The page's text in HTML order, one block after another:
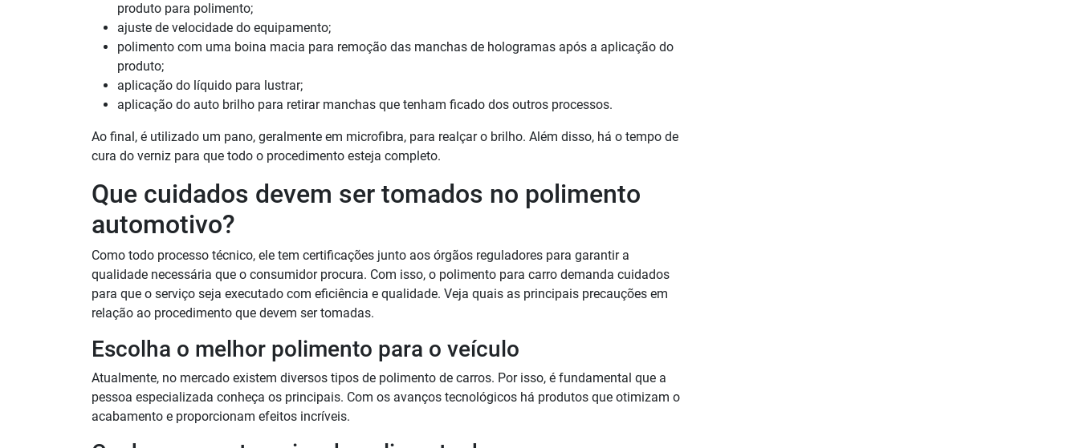
produto para polimento;
ajuste de velocidade do equipamento;
polimento com uma boina macia para remoção das manchas de hologramas após a aplicação do
produto;
aplicação do líquido para lustrar;
aplicação do auto brilho para retirar manchas que tenham ficado dos outros processos.
Ao final, é utilizado um pano, geralmente em microfibra, para realçar o brilho. Além disso, há o tempo de
cura do verniz para que todo o procedimento esteja completo.
Que cuidados devem ser tomados no polimento
automotivo?
Como todo processo técnico, ele tem certificações junto aos órgãos reguladores para garantir a
qualidade necessária que o consumidor procura. Com isso, o polimento para carro demanda cuidados
para que o serviço seja executado com eficiência e qualidade. Veja quais as principais precauções em
relação ao procedimento que devem ser tomadas.
Escolha o melhor polimento para o veículo
Atualmente, no mercado existem diversos tipos de polimento de carros. Por isso, é fundamental que a
pessoa especializada conheça os principais. Com os avanços tecnológicos há produtos que otimizam o
acabamento e proporcionam efeitos incríveis.